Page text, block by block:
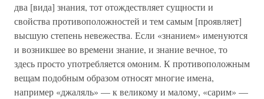
два [вида] знания, тот отождествляет сущности и
свойства противоположностей и тем самым [проявляет]
высшую степень невежества. Если «знанием» именуются
и возникшее во времени знание, и знание вечное, то
здесь просто употребляется омоним. К противоположным
вещам подобным образом относят многие имена,
например «джаляль» — к великому и малому, «сарим» —